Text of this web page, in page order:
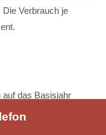
Verbrauch je
auf das Basisjahr
um 55
sich um 63